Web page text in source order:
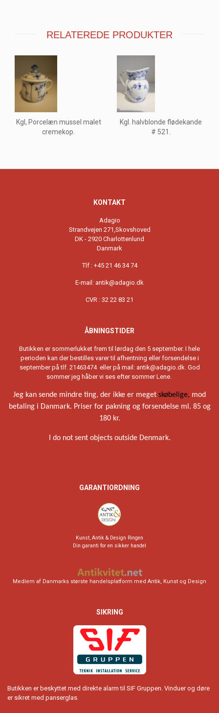
RELATEREDE PRODUKTER
Kgl, Porcelæn mussel malet
cremekop.
Kgl. halvblonde flødekande
# 521.
KONTAKT
Adagio
Strandvejen 271,Skovshoved
DK - 2920 Charlottenlund
Danmark
Tlf : +45 21 46 34 74
E-mail: antik@adagio.dk
CVR : 32 22 83 21
ÅBNINGSTIDER
Butikken er sommerlukket frem til lørdag den 5 september. I hele
perioden kan der bestilles varer til afhentning eller forsendelse i
september på tlf. 21463474 eller på mail: antik@adagio.dk . God
sommer jeg håber vi ses efter sommer Lene.
Jeg kan sende mindre ting, der ikke er meget skøbelige, mod
betaling i Danmark. Priser for pakning og forsendelse ml. 85 og
180 kr.
I do not sent objects outside Denmark.
GARANTIORDNING
Kunst, Antik & Design Ringen
Din garanti for en sikker handel
Medlem af Danmarks største handelsplatform med Antik, Kunst og Design
SIKRING
Butikken er beskyttet med direkte alarm til SIF Gruppen. Vinduer og døre
er sikret med panserglas.